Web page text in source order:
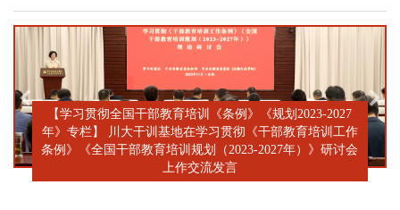
【学习贯彻全国干部教育培训《条例》《规划2023-2027
年》专栏】 川大干训基地在学习贯彻《干部教育培训工作
条例》《全国干部教育培训规划（2023-2027年）》研讨会
上作交流发言